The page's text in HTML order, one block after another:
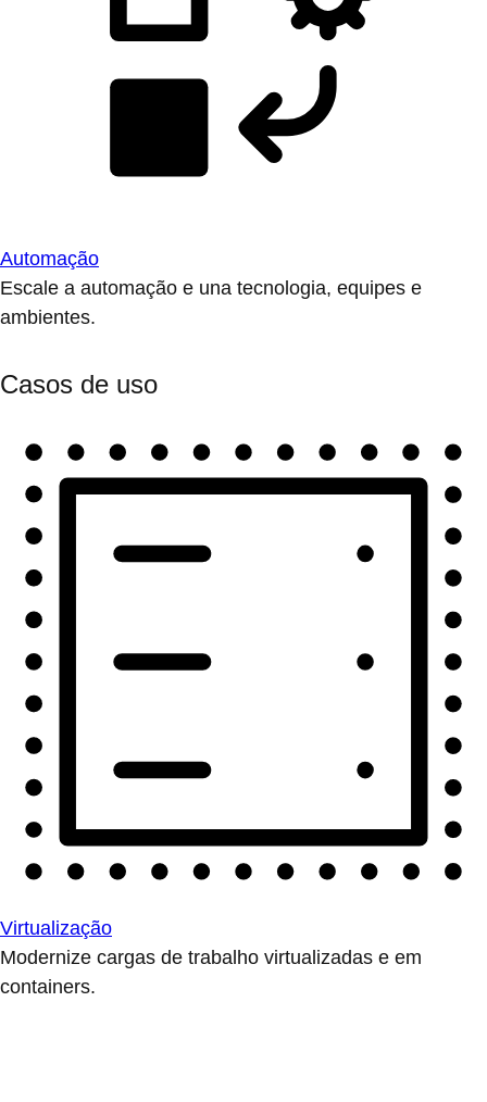
Automação
Escale a automação e una tecnologia, equipes e
ambientes.
Casos de uso
Virtualização
Modernize cargas de trabalho virtualizadas e em
containers.